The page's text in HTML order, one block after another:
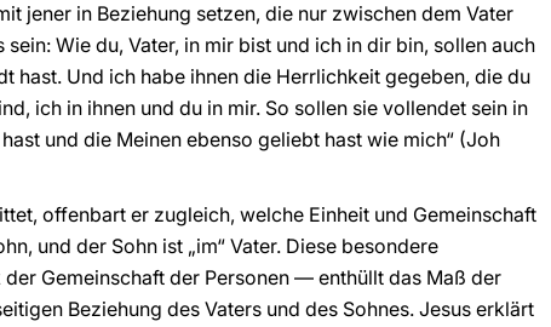
jener in Beziehung setzen, die nur zwischen dem Vater
Wie du, Vater, in mir bist und ich in dir bin, sollen auch
hast. Und ich habe ihnen die Herrlichkeit gegeben, die du
ich in ihnen und du in mir. So sollen sie vollendet sein in
und die Meinen ebenso geliebt hast wie mich“ (Joh
offenbart er zugleich, welche Einheit und Gemeinschaft
und der Sohn ist „im“ Vater. Diese besondere
Gemeinschaft der Personen — enthüllt das Maß der
Beziehung des Vaters und des Sohnes. Jesus erklärt